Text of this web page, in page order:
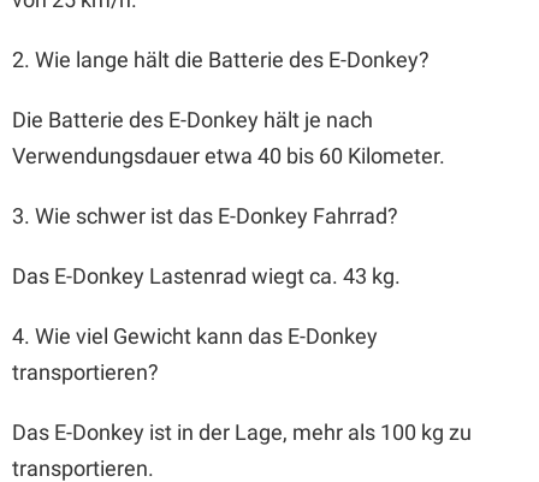
2. Wie lange hält die Batterie des E-Donkey?
Die Batterie des E-Donkey hält je nach
Verwendungsdauer etwa 40 bis 60 Kilometer.
3. Wie schwer ist das E-Donkey Fahrrad?
Das E-Donkey Lastenrad wiegt ca. 43 kg.
4. Wie viel Gewicht kann das E-Donkey
transportieren?
Das E-Donkey ist in der Lage, mehr als 100 kg zu
transportieren.